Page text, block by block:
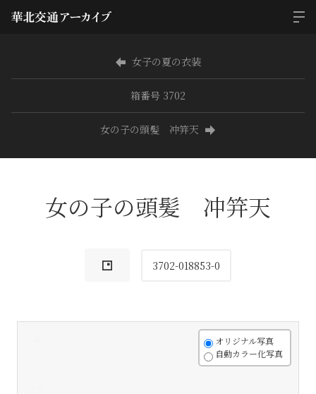
女子の夏の衣装
箱番号 3702
女の子の頭髪 冲笄天
女の子の頭髪 冲笄天
3702-018853-0
オリジナル写真
自動カラー化写真